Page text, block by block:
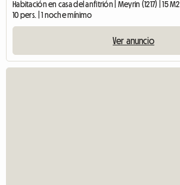
Habitación en casa del anfitrión | Meyrin (1217) | 15 M2
10 pers. | 1 noche mínimo
Ver anuncio